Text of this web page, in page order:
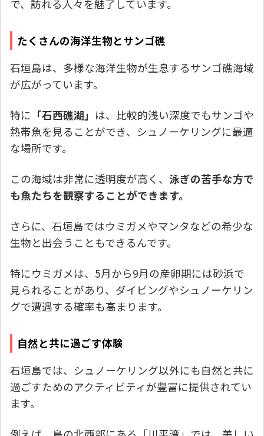
で、訪れる人々を魅了しています。
たくさんの海洋生物とサンゴ礁
石垣島は、多様な海洋生物が生息するサンゴ礁海域
が広がっています。
特に 「石西礁湖」 は、比較的浅い深度でもサンゴや
熱帯魚を見ることができ、シュノーケリングに最適
な場所です。
この海域は非常に透明度が高く、 泳ぎの苦手な方で
も魚たちを観察することができます。
さらに、石垣島ではウミガメやマンタなどの希少な
生物と出会うこともできるんです。
特にウミガメは、5月から9月の産卵期には砂浜で
見られることがあり、ダイビングやシュノーケリン
グで遭遇する確率も高まります。
自然と共に過ごす体験
石垣島では、シュノーケリング以外にも自然と共に
過ごすためのアクティビティが豊富に提供されてい
ます。